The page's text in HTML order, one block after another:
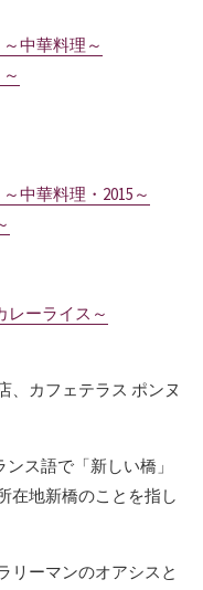
中華料理～
中華料理・2015～
レーライス～
、カフェテラス ポンヌ
ス語で「新しい橋」
在地新橋のことを指し
リーマンのオアシスと